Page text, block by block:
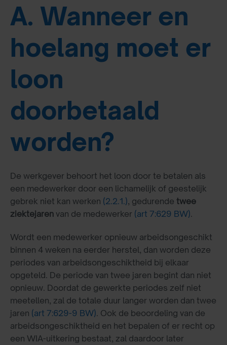
A. Wanneer en
hoelang moet er
loon
doorbetaald
worden?
De werkgever behoort het loon door te betalen als
een medewerker door een lichamelijk of geestelijk
gebrek niet kan werken (2.2.1.), gedurende twee
ziektejaren van de medewerker (art 7:629 BW).
Wordt een medewerker opnieuw arbeidsongeschikt
binnen 4 weken na eerder herstel, dan worden deze
periodes van arbeidsongeschiktheid bij elkaar
opgeteld. De periode van twee jaren begint dan niet
opnieuw. Doordat de gewerkte periodes zelf niet
meetellen, zal de totale duur langer worden dan twee
jaren (art 7:629-9 BW). Ook de beoordeling van de
arbeidsongeschiktheid en het bepalen of er recht op
een WIA-uitkering bestaat, zal daardoor later